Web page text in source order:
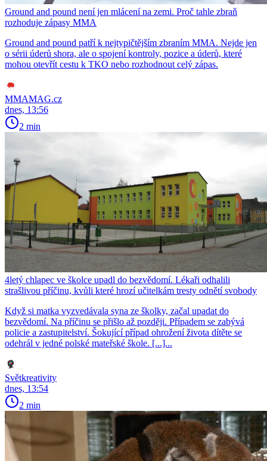
Ground and pound není jen mlácení na zemi. Proč tahle zbraň
rozhoduje zápasy MMA
Ground and pound patří k nejtypičtějším zbraním MMA. Nejde jen
o sérii úderů shora, ale o spojení kontroly, pozice a úderů, které
mohou otevřít cestu k TKO nebo rozhodnout celý zápas.
MMAMAG.cz
dnes, 13:56
2 min
4letý chlapec ve školce upadl do bezvědomí. Lékaři odhalili
strašlivou příčinu, kvůli které hrozí učitelkám tresty odnětí svobody
Když si matka vyzvedávala syna ze školky, začal upadat do
bezvědomí. Na příčinu se přišlo až později. Případem se zabývá
policie a zastupitelství. Šokující případ ohrožení života dítěte se
odehrál v jedné polské mateřské škole. [...]...
Světkreativity
dnes, 13:54
2 min